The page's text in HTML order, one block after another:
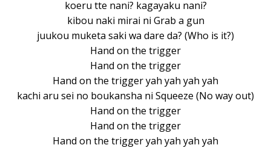
koeru tte nani? kagayaku nani?
kibou naki mirai ni Grab a gun
juukou muketa saki wa dare da? (Who is it?)
Hand on the trigger
Hand on the trigger
Hand on the trigger yah yah yah yah
kachi aru sei no boukansha ni Squeeze (No way out)
Hand on the trigger
Hand on the trigger
Hand on the trigger yah yah yah yah